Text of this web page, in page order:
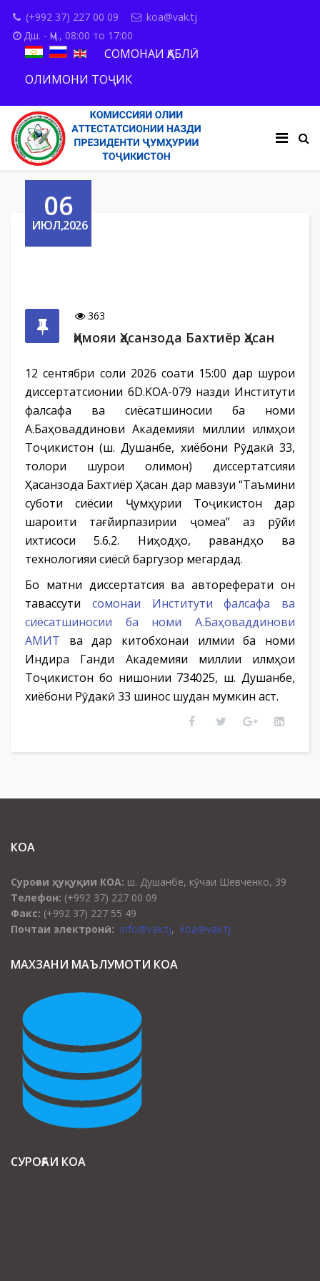
(+992 37) 227 00 09
koa@vak.tj
Дш. - Ҷм., 08:00 то 17:00
СОМОНАИ ҚАБЛӢ
ОЛИМОНИ ТОҶИК
06
ИЮЛ,2026
363
Ҳимояи Ҳасанзода Бахтиёр Ҳасан
12 сентябри соли 2026 соати 15:00 дар шурои
диссертатсионии 6D.KOA-079 назди Институти
фалсафа ва сиёсатшиносии ба номи
А.Баҳоваддинови Академияи миллии илмҳои
Тоҷикистон (ш. Душанбе, хиёбони Рӯдакӣ 33,
толори шурои олимон) диссертатсияи
Ҳасанзода Бахтиёр Ҳасан дар мавзуи “Таъмини
суботи сиёсии Ҷумҳурии Тоҷикистон дар
шароити тағйирпазирии ҷомеа” аз рӯйи
ихтисоси 5.6.2. Ниҳодҳо, равандҳо ва
технологияи сиёсӣ баргузор мегардад.
Бо матни диссертатсия ва автореферати он
тавассути сомонаи Институти фалсафа ва
сиёсатшиносии ба номи А.Баҳоваддинови
АМИТ ва дар китобхонаи илмии ба номи
Индира Ганди Академияи миллии илмҳои
Тоҷикистон бо нишонии 734025, ш. Душанбе,
хиёбони Рӯдакӣ 33 шинос шудан мумкин аст.
КОА
Суроғаи ҳуқуқии КОА: ш. Душанбе, кӯчаи Шевченко, 39
Телефон: (+992 37) 227 00 09
Факс: (+992 37) 227 55 49
Почтаи электронӣ: info@vak.tj, koa@vak.tj
МАХЗАНИ МАЪЛУМОТИ КОА
СУРОҒАИ КОА